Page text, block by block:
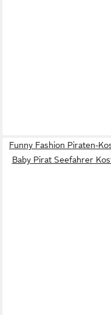
Funny Fashion Piraten-
Baby Pirat Seefahrer